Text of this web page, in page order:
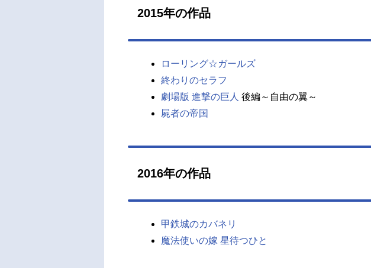
2015年の作品
ローリング☆ガールズ
終わりのセラフ
劇場版 進撃の巨人 後編～自由の翼～
屍者の帝国
2016年の作品
甲鉄城のカバネリ
魔法使いの嫁 星待つひと